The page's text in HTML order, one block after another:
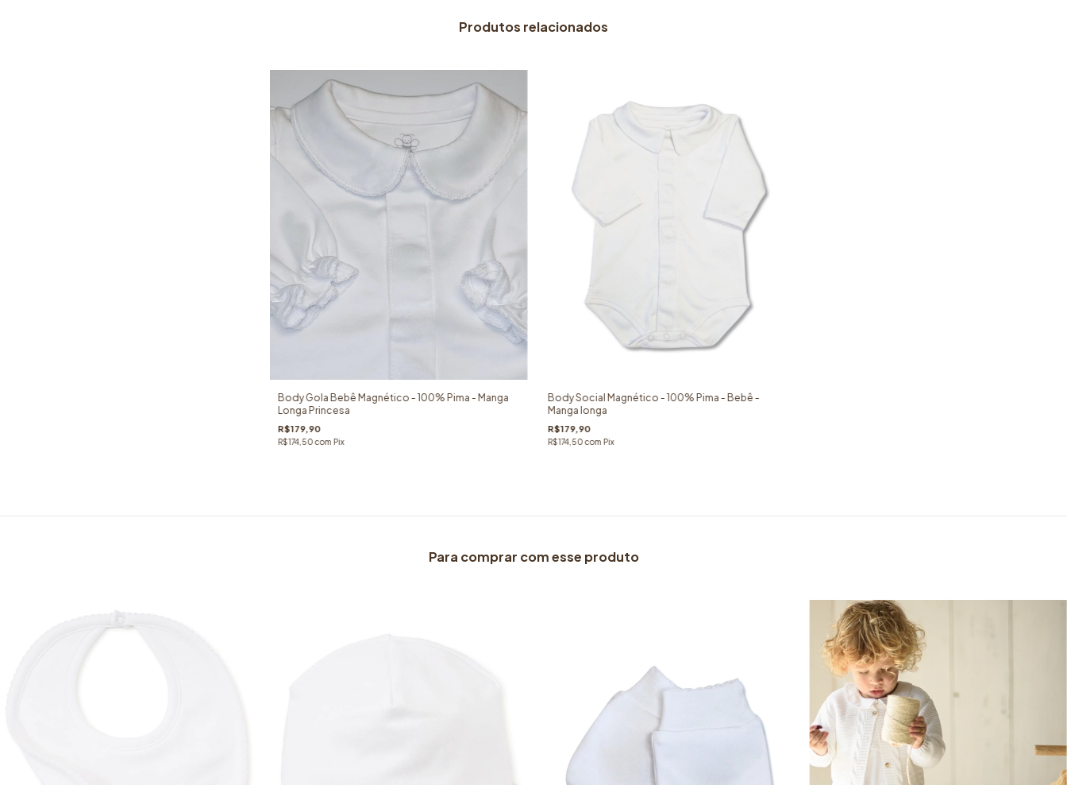
Produtos relacionados
Body Gola Bebê Magnético - 100% Pima - Manga
Longa Princesa
R$179,90
R$174,50com Pix
Body Social Magnético - 100% Pima - Bebê -
Manga longa
R$179,90
R$174,50com Pix
Para comprar com esse produto